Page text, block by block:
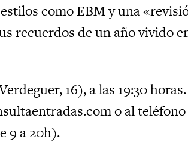
como EBM y una
recuerdos de un año vivido
16), a las 19:30 horas.
o al teléfono
9 a 20h).